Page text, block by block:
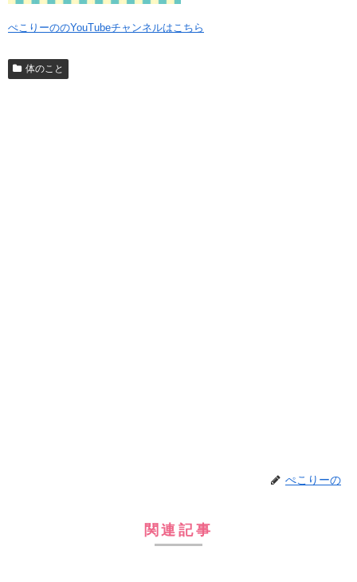
ぺこりーののYouTubeチャンネルはこちら
体のこと
ぺこりーの
関連記事